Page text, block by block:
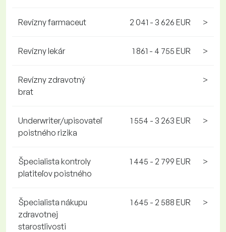
Revízny farmaceut 2 041 - 3 626 EUR >
Revízny lekár 1 861 - 4 755 EUR >
Revízny zdravotný
brat
>
Underwriter/upisovateľ
poistného rizika
1 554 - 3 263 EUR >
Špecialista kontroly
platiteľov poistného
1 445 - 2 799 EUR >
Špecialista nákupu
zdravotnej
starostlivosti
1 645 - 2 588 EUR >